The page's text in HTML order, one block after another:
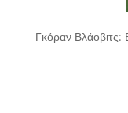
Γκόραν Βλάοβιτς: